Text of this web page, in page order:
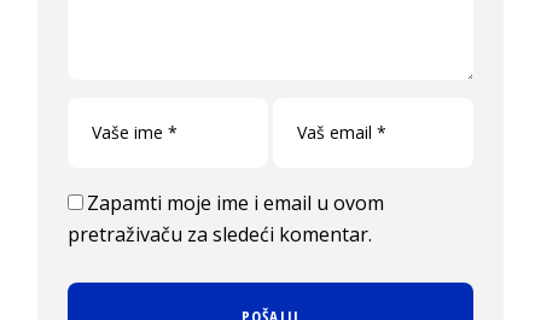
Zapamti moje ime i email u ovom
pretraživaču za sledeći komentar.